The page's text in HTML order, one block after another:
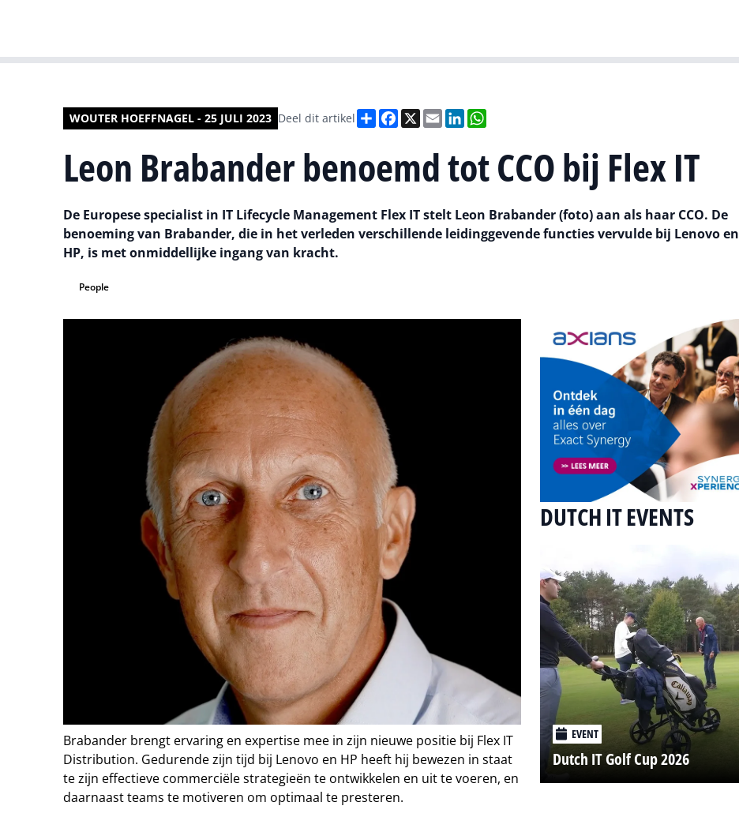
WOUTER HOEFFNAGEL - 25 JULI 2023 Deel dit artikel DeelFacebook
X EmailLinkedIn
Leon Brabander benoemd tot CCO bij Flex IT
De Europese specialist in IT Lifecycle Management Flex IT stelt Leon Brabander (foto) aan als haar CCO. De
benoeming van Brabander, die in het verleden verschillende leidinggevende functies vervulde bij Lenovo en
HP, is met onmiddellijke ingang van kracht.
People
Brabander brengt ervaring en expertise mee in zijn nieuwe positie bij Flex IT
Distribution. Gedurende zijn tijd bij Lenovo en HP heeft hij bewezen in staat
te zijn effectieve commerciële strategieën te ontwikkelen en uit te voeren, en
daarnaast teams te motiveren om optimaal te presteren.
DUTCH IT EVENTS
EVENT
Dutch IT Golf Cup 2026